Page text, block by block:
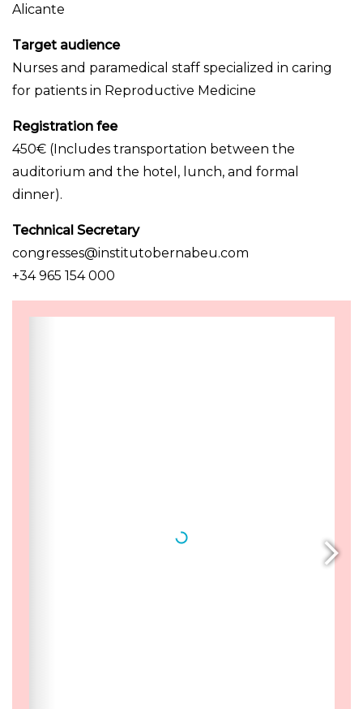
Alicante
Target audience
Nurses and paramedical staff specialized in caring
for patients in Reproductive Medicine
Registration fee
450€ (Includes transportation between the
auditorium and the hotel, lunch, and formal
dinner).
Technical Secretary
congresses@institutobernabeu.com
+34 965 154 000